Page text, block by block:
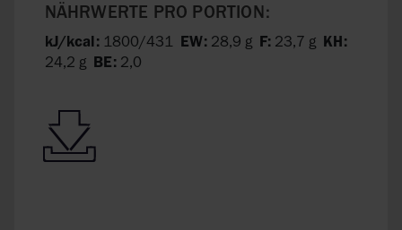
NÄHRWERTE PRO PORTION:
kJ/kcal:1800/431 EW:28,9 g F:23,7 g KH:
24,2 g BE:2,0